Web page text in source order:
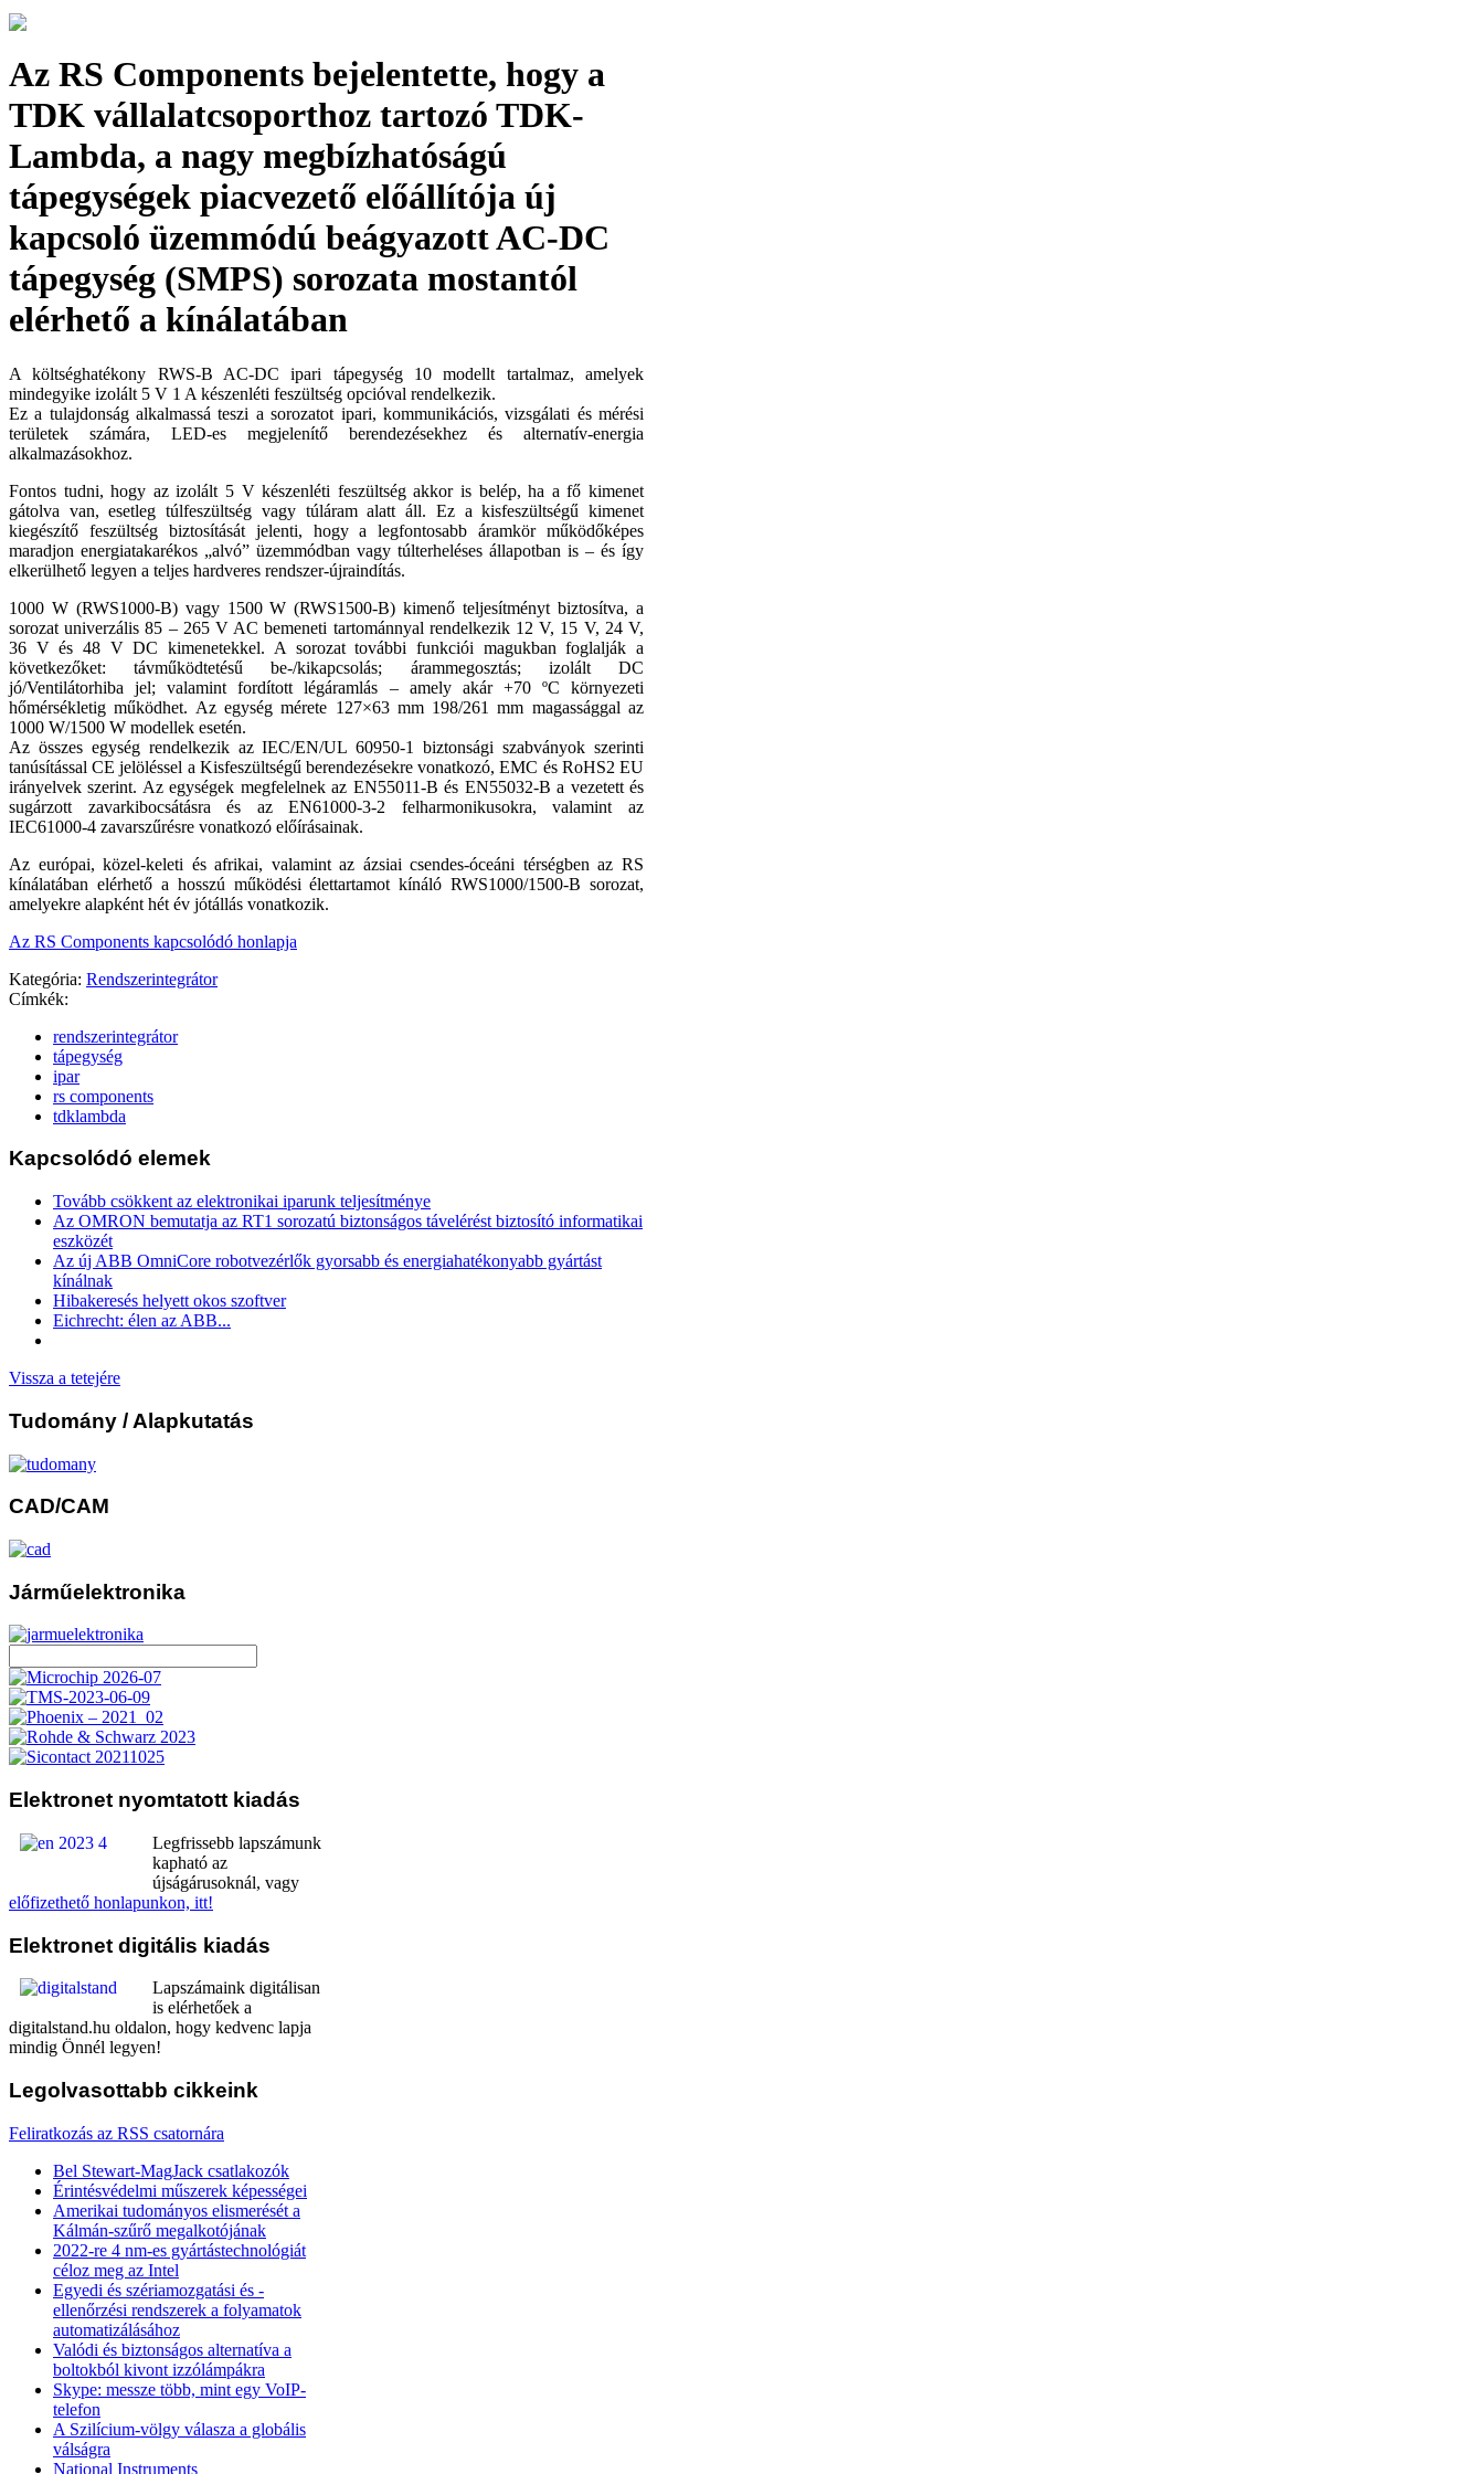
Az RS Components bejelentette, hogy a
TDK vállalatcsoporthoz tartozó TDK-
Lambda, a nagy megbízhatóságú
tápegységek piacvezető előállítója új
kapcsoló üzemmódú beágyazott AC-DC
tápegység (SMPS) sorozata mostantól
elérhető a kínálatában
A költséghatékony RWS-B AC-DC ipari tápegység 10 modellt tartalmaz, amelyek
mindegyike izolált 5 V 1 A készenléti feszültség opcióval rendelkezik.
Ez a tulajdonság alkalmassá teszi a sorozatot ipari, kommunikációs, vizsgálati és mérési
területek számára, LED-es megjelenítő berendezésekhez és alternatív-energia
alkalmazásokhoz.
Fontos tudni, hogy az izolált 5 V készenléti feszültség akkor is belép, ha a fő kimenet
gátolva van, esetleg túlfeszültség vagy túláram alatt áll. Ez a kisfeszültségű kimenet
kiegészítő feszültség biztosítását jelenti, hogy a legfontosabb áramkör működőképes
maradjon energiatakarékos „alvó” üzemmódban vagy túlterheléses állapotban is – és így
elkerülhető legyen a teljes hardveres rendszer-újraindítás.
1000 W (RWS1000-B) vagy 1500 W (RWS1500-B) kimenő teljesítményt biztosítva, a
sorozat univerzális 85 – 265 V AC bemeneti tartománnyal rendelkezik 12 V, 15 V, 24 V,
36 V és 48 V DC kimenetekkel. A sorozat további funkciói magukban foglalják a
következőket: távműködtetésű be-/kikapcsolás; árammegosztás; izolált DC
jó/Ventilátorhiba jel; valamint fordított légáramlás – amely akár +70 ºC környezeti
hőmérsékletig működhet. Az egység mérete 127×63 mm 198/261 mm magassággal az
1000 W/1500 W modellek esetén.
Az összes egység rendelkezik az IEC/EN/UL 60950-1 biztonsági szabványok szerinti
tanúsítással CE jelöléssel a Kisfeszültségű berendezésekre vonatkozó, EMC és RoHS2 EU
irányelvek szerint. Az egységek megfelelnek az EN55011-B és EN55032-B a vezetett és
sugárzott zavarkibocsátásra és az EN61000-3-2 felharmonikusokra, valamint az
IEC61000-4 zavarszűrésre vonatkozó előírásainak.
Az európai, közel-keleti és afrikai, valamint az ázsiai csendes-óceáni térségben az RS
kínálatában elérhető a hosszú működési élettartamot kínáló RWS1000/1500-B sorozat,
amelyekre alapként hét év jótállás vonatkozik.
Az RS Components kapcsolódó honlapja
Kategória: Rendszerintegrátor
Címkék:
rendszerintegrátor
tápegység
ipar
rs components
tdklambda
Kapcsolódó elemek
Tovább csökkent az elektronikai iparunk teljesítménye
Az OMRON bemutatja az RT1 sorozatú biztonságos távelérést biztosító informatikai
eszközét
Az új ABB OmniCore robotvezérlők gyorsabb és energiahatékonyabb gyártást
kínálnak
Hibakeresés helyett okos szoftver
Eichrecht: élen az ABB...
Vissza a tetejére
Tudomány / Alapkutatás
CAD/CAM
Járműelektronika
Elektronet nyomtatott kiadás
Legfrissebb lapszámunk
kapható az
újságárusoknál, vagy
előfizethető honlapunkon, itt!
Elektronet digitális kiadás
Lapszámaink digitálisan
is elérhetőek a
digitalstand.hu oldalon, hogy kedvenc lapja
mindig Önnél legyen!
Legolvasottabb cikkeink
Feliratkozás az RSS csatornára
Bel Stewart-MagJack csatlakozók
Érintésvédelmi műszerek képességei
Amerikai tudományos elismerését a
Kálmán-szűrő megalkotójának
2022-re 4 nm-es gyártástechnológiát
céloz meg az Intel
Egyedi és szériamozgatási és -
ellenőrzési rendszerek a folyamatok
automatizálásához
Valódi és biztonságos alternatíva a
boltokból kivont izzólámpákra
Skype: messze több, mint egy VoIP-
telefon
A Szilícium-völgy válasza a globális
válságra
National Instruments